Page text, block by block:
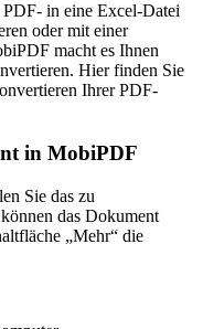
in eine Excel-Datei
oder mit einer
macht es Ihnen
Hier finden Sie
Ihrer PDF-
in MobiPDF
Sie das zu
das Dokument
„Mehr“ die